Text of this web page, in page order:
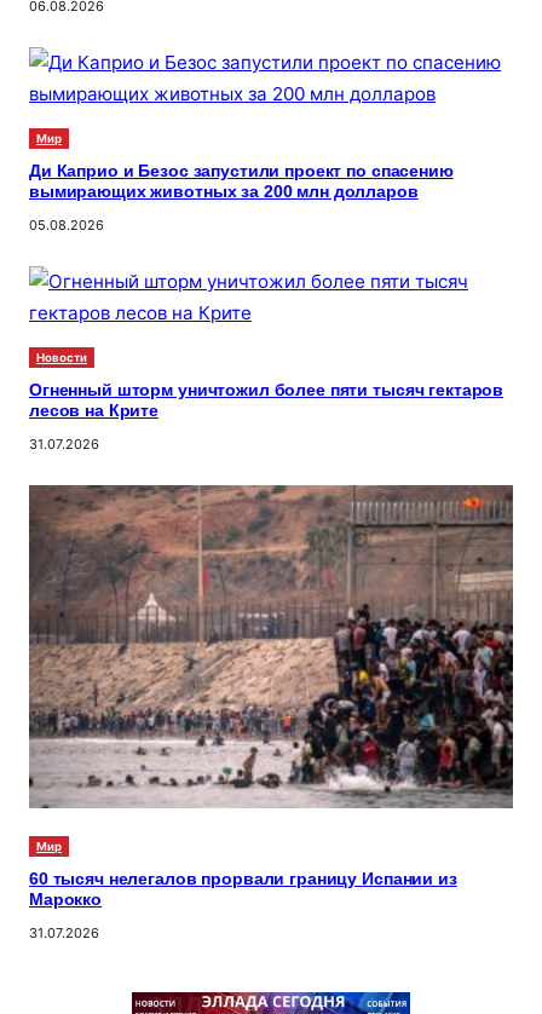
06.08.2026
Мир
Ди Каприо и Безос запустили проект по спасению
вымирающих животных за 200 млн долларов
05.08.2026
Новости
Огненный шторм уничтожил более пяти тысяч гектаров
лесов на Крите
31.07.2026
Мир
60 тысяч нелегалов прорвали границу Испании из
Марокко
31.07.2026